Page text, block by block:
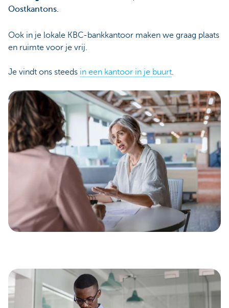
Oostkantons.
Ook in je lokale KBC-bankkantoor maken we graag plaats
en ruimte voor je vrij.
Je vindt ons steeds in een kantoor in je buurt.